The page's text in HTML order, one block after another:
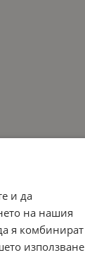
и да
на нашия
я комбинират
използване